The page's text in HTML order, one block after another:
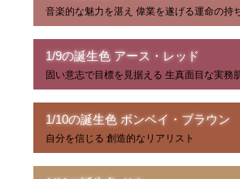
音楽的な魅力を湛え 偉業を遂げる運命の持
1/9の誕生色 アース・レッド
固い意志で目標を見据える 生真面目な実務
1/10の誕生色 ボンベイ・ブラウン
自分を信じる 創造的なリアリスト